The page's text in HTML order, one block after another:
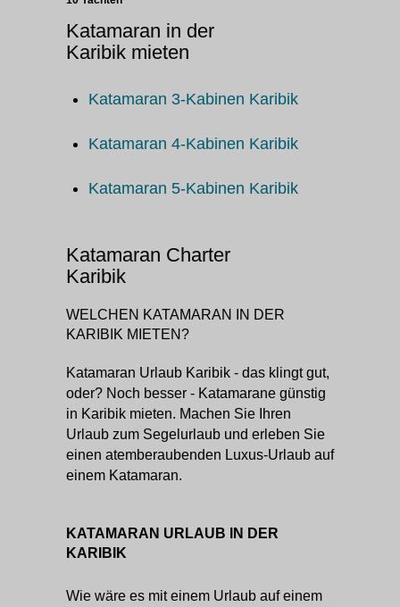
Katamaran in der
Karibik mieten
Katamaran 3-Kabinen Karibik
Katamaran 4-Kabinen Karibik
Katamaran 5-Kabinen Karibik
Katamaran Charter
Karibik
WELCHEN KATAMARAN IN DER
KARIBIK MIETEN?
Katamaran Urlaub Karibik - das klingt gut,
oder? Noch besser - Katamarane günstig
in Karibik mieten. Machen Sie Ihren
Urlaub zum Segelurlaub und erleben Sie
einen atemberaubenden Luxus-Urlaub auf
einem Katamaran.
KATAMARAN URLAUB IN DER
KARIBIK
Wie wäre es mit einem Urlaub auf einem